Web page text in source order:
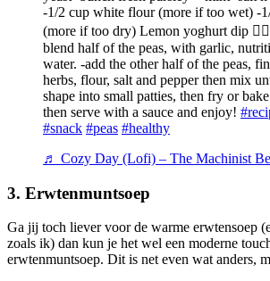
-1/2 cup white flour (more if too wet) -
(more if too dry) Lemon yoghurt dip
blend half of the peas, with garlic,
water. -add the other half of the peas,
herbs, flour, salt and pepper then mix
shape into small patties, then fry or
then serve with a sauce and enjoy!
#snack #peas #healthy
♬ Cozy Day (Lofi) – The Machinist
3. Erwtenmuntsoep
Ga jij toch liever voor de warme erwtensoep
zoals ik) dan kun je het wel een moderne
erwtenmuntsoep. Dit is net even wat anders,